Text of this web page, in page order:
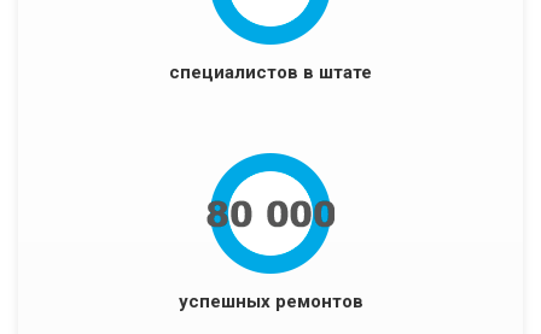
специалистов в штате
успешных ремонтов